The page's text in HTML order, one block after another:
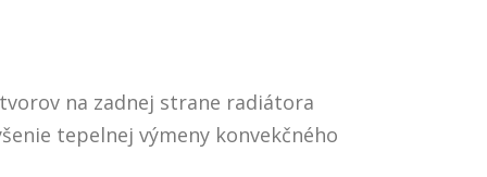
na zadnej strane radiátora
tepelnej výmeny konvekčného